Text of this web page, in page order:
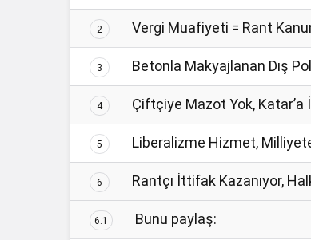
2 Vergi Muafiyeti = Rant
3 Betonla Makyajlanan Dış
4 Çiftçiye Mazot Yok, Katar’a
5 Liberalizme Hizmet,
6 Rantçı İttifak Kazanıyor,
6.1 Bunu paylaş: